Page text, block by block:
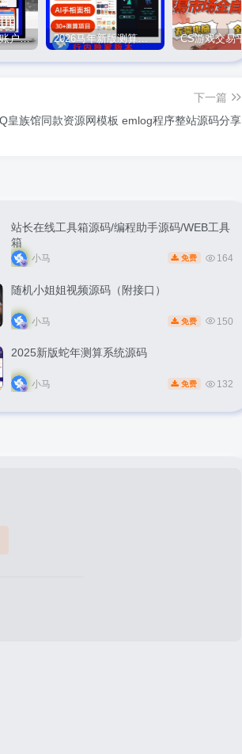
全新UI网络游戏账户交易平台系统 全开源版本 2026马年新版测算系统源码
下一篇
皇族馆同款资源网模板 emlog程序整站源码分享
站长在线工具箱源码/编程助手源码/WEB工具
箱
小马 免费 164
随机小姐姐视频源码（附接口）
小马 免费 150
2025新版蛇年测算系统源码
小马 免费 132